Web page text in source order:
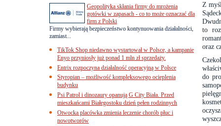
Z
to
oraz
do
Geopolityka skłania firmy do mrożenia
gotówki w zapasach - co to może oznaczać dla
firm z Polski
Firmy wybierają bezpieczeństwo kontynuowania działalności,
zamiast...
TikTok Shop niedawno wystartował w Polsce, a kampanie
Enyo przyniosły już ponad 1 mln zł sprzedaży.
Entrix rozpoczyna działalność operacyjną w Polsce
Styropian – możliwość kompleksowego ocieplenia
budynku
Psi Patrol i dinozaury opanują G City Biała. Przed
mieszkańcami Białegostoku dzień pełen rodzinnych
Otwocka placówka zmienia leczenie chorób płuc i
nowotworów